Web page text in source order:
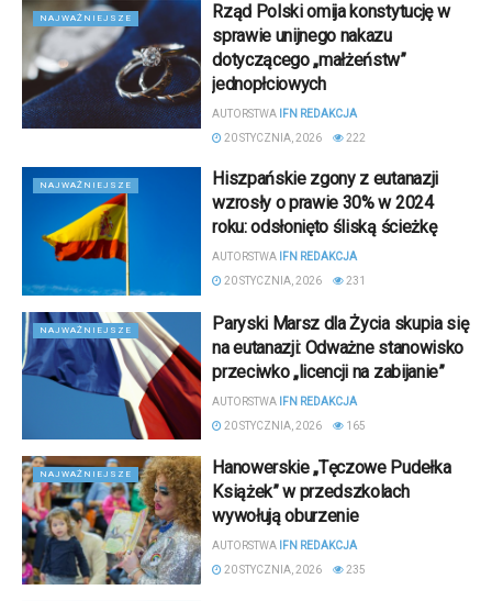
NAJWAŻNIEJSZE
Rząd Polski omija konstytucję w
sprawie unijnego nakazu
dotyczącego „małżeństw”
jednopłciowych
AUTORSTWA
IFN REDAKCJA
20 STYCZNIA, 2026
222
NAJWAŻNIEJSZE
Hiszpańskie zgony z eutanazji
wzrosły o prawie 30% w 2024
roku: odsłonięto śliską ścieżkę
AUTORSTWA
IFN REDAKCJA
20 STYCZNIA, 2026
231
NAJWAŻNIEJSZE
Paryski Marsz dla Życia skupia się
na eutanazji: Odważne stanowisko
przeciwko „licencji na zabijanie”
AUTORSTWA
IFN REDAKCJA
20 STYCZNIA, 2026
165
NAJWAŻNIEJSZE
Hanowerskie „Tęczowe Pudełka
Książek” w przedszkolach
wywołują oburzenie
AUTORSTWA
IFN REDAKCJA
20 STYCZNIA, 2026
235